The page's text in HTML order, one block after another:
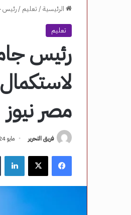
الرئيسية/ تعليم /رئيس
تعليم
رئيس
مصر نيوز
فريق التحرير مايو 24, 2026
فيسبوك ‫X لينكدإن